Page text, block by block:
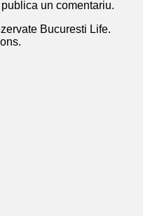
un comentariu.
Bucuresti Life.